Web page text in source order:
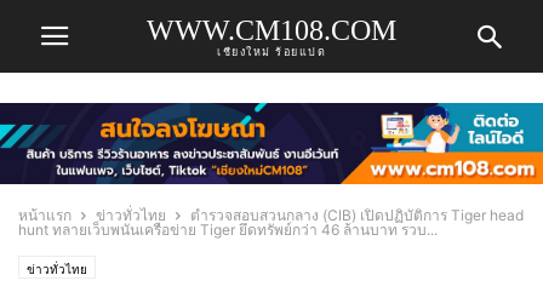
WWW.CM108.COM
เชียงใหม่ ร้อยแปด
หน้าแรก ข่าวทั่วไทย
ตำรวจสอบสวนกลาง (CIB) เปิดปฏิบัติการ Tiger head
hunt ทลายเว็บพนันเครือข่าย Tiger ยึดทรัพย์กว่า 46 ล้านบาท รวบ...
ข่าวทั่วไทย